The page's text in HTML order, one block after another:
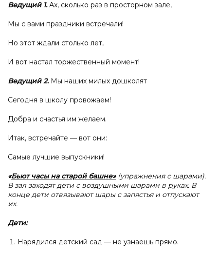
Ведущий 1.Ах, сколько раз в просторном зале,
Мы с вами праздники встречали!
Но этот ждали столько лет,
И вот настал торжественный момент!
Ведущий 2. Мы наших милых дошколят
Сегодня в школу провожаем!
Добра и счастья им желаем.
Итак, встречайте — вот они:
Самые лучшие выпускники!
«Бьют часы на старой башне» (упражнения с шарами).
В зал заходят дети с воздушными шарами в руках. В
конце дети отвязывают шары с запястья и отпускают
их.
Дети:
Нарядился детский сад — не узнаешь прямо.